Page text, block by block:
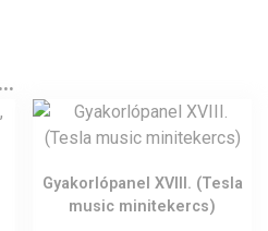
Gyakorlópanel XVIII. (Tesla
music minitekercs)